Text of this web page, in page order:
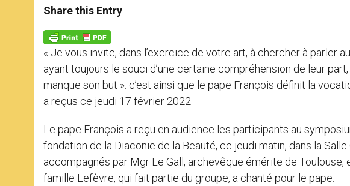
t
s
p
p
s
e
g
e
r
e
b
o
k
Share this Entry
« Je vous invite, dans l’exercice de votre art, à chercher à parler
ayant toujours le souci d’une certaine compréhension de leur
manque son but »: c’est ainsi que le pape François définit la
a reçus ce jeudi 17 février 2022
Le pape François a reçu en audience les participants au
fondation de la Diaconie de la Beauté, ce jeudi matin, dans la
accompagnés par Mgr Le Gall, archevêque émérite de Toulouse,
famille Lefèvre, qui fait partie du groupe, a chanté pour le pape.